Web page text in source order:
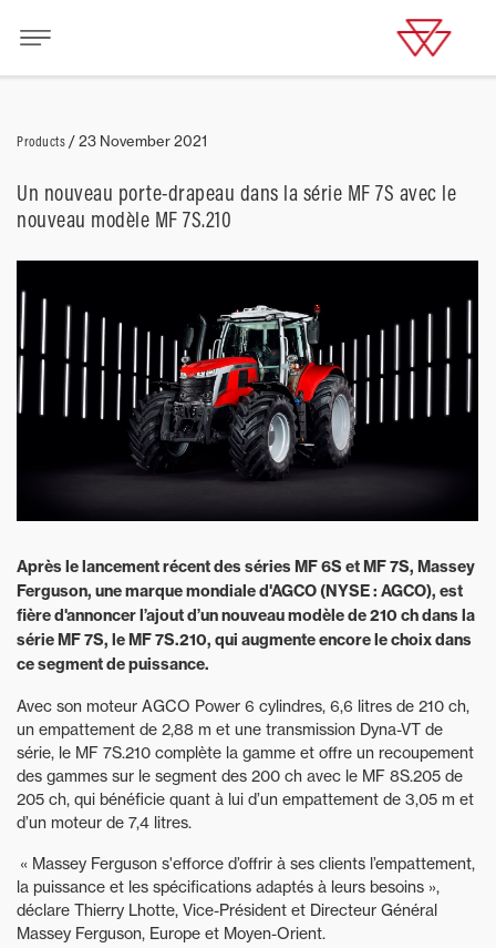
Products /23 November 2021
Un nouveau porte-drapeau dans la série MF 7S avec le
nouveau modèle MF 7S.210
Après le lancement récent des séries MF 6S et MF 7S, Massey
Ferguson, une marque mondiale d'AGCO (NYSE : AGCO), est
fière d'annoncer l’ajout d’un nouveau modèle de 210 ch dans la
série MF 7S, le MF 7S.210, qui augmente encore le choix dans
ce segment de puissance.
Avec son moteur AGCO Power 6 cylindres, 6,6 litres de 210 ch,
un empattement de 2,88 m et une transmission Dyna-VT de
série, le MF 7S.210 complète la gamme et offre un recoupement
des gammes sur le segment des 200 ch avec le MF 8S.205 de
205 ch, qui bénéficie quant à lui d’un empattement de 3,05 m et
d’un moteur de 7,4 litres.
« Massey Ferguson s'efforce d’offrir à ses clients l’empattement,
la puissance et les spécifications adaptés à leurs besoins »,
déclare Thierry Lhotte, Vice-Président et Directeur Général
Massey Ferguson, Europe et Moyen-Orient.